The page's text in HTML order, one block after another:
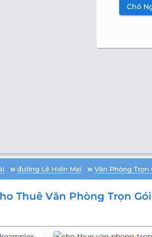
Chổ
đường Lê Hiến Mai Văn Phòng Trọn
Thuê Văn Phòng Trọn